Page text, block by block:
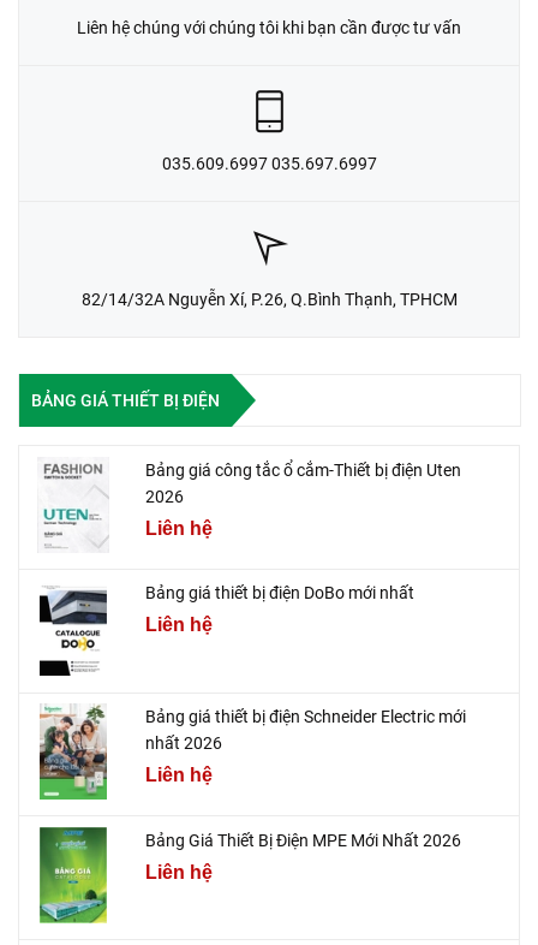
Liên hệ chúng với chúng tôi khi bạn cần được tư vấn
035.609.6997 035.697.6997
82/14/32A Nguyễn Xí, P.26, Q.Bình Thạnh, TPHCM
BẢNG GIÁ THIẾT BỊ ĐIỆN
Bảng giá công tắc ổ cắm-Thiết bị điện Uten
2026
Liên hệ
Bảng giá thiết bị điện DoBo mới nhất
Liên hệ
Bảng giá thiết bị điện Schneider Electric mới
nhất 2026
Liên hệ
Bảng Giá Thiết Bị Điện MPE Mới Nhất 2026
Liên hệ